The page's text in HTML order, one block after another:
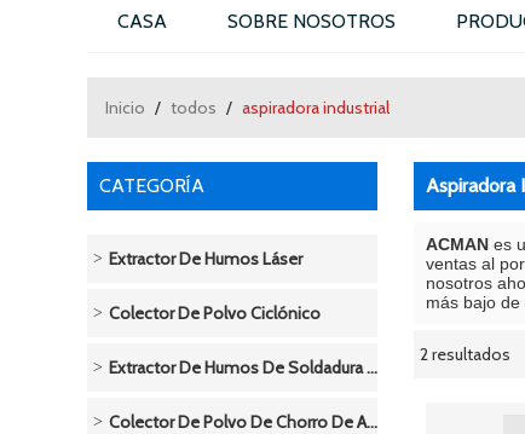
CASA SOBRE NOSOTROS
Inicio / todos / aspiradora industrial
CATEGORÍA
Extractor De Humos Láser
Colector De Polvo Ciclónico
Extractor De Humos De Soldadura / Soldadura
Colector De Polvo De Chorro De Arena
Aspiradora
ACMAN es
ventas al
nosotros
más bajo de
2 resultados
escaparate